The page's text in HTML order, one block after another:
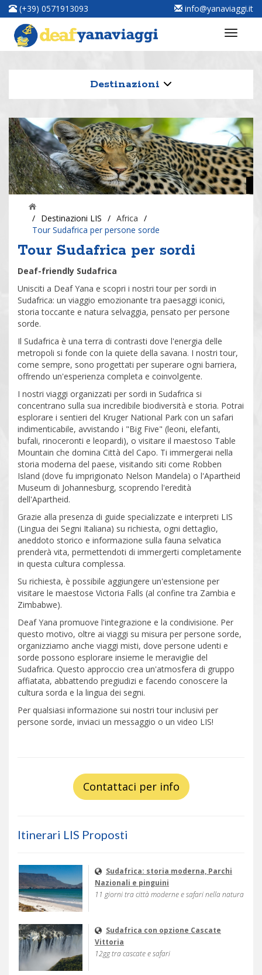
(+39) 0571913093 info@yanaviaggi.it
Destinazioni
/ Destinazioni LIS / Africa /
Tour Sudafrica per persone sorde
Tour Sudafrica per sordi
Deaf-friendly Sudafrica
Unisciti a Deaf Yana e scopri i nostri tour per sordi in
Sudafrica: un viaggio emozionante tra paesaggi iconici,
storia toccante e natura selvaggia, pensato per persone
sorde.
Il Sudafrica è una terra di contrasti dove l'energia delle
metropoli si fonde con la quiete della savana. I nostri tour,
come sempre, sono progettati per superare ogni barriera,
offrendo un'esperienza completa e coinvolgente.
I nostri viaggi organizzati per sordi in Sudafrica si
concentrano sulla sua incredibile biodiversità e storia. Potrai
esplorare i sentieri del Kruger National Park con un safari
indimenticabile, avvistando i "Big Five" (leoni, elefanti,
bufali, rinoceronti e leopardi), o visitare il maestoso Table
Mountain che domina Città del Capo. Ti immergerai nella
storia moderna del paese, visitando siti come Robben
Island (dove fu imprigionato Nelson Mandela) o l'Apartheid
Museum di Johannesburg, scoprendo l'eredità
dell'Apartheid.
Grazie alla presenza di guide specializzate e interpreti LIS
(Lingua dei Segni Italiana) su richiesta, ogni dettaglio,
aneddoto storico e informazione sulla fauna selvatica
prenderà vita, permettendoti di immergerti completamente
in questa cultura complessa.
Su richiesta, è possibile aggiungere un'estensione per
visitare le maestose Victoria Falls (al confine tra Zambia e
Zimbabwe).
Deaf Yana promuove l'integrazione e la condivisione. Per
questo motivo, oltre ai viaggi su misura per persone sorde,
organizziamo anche viaggi misti, dove persone udenti e
sorde possono esplorare insieme le meraviglie del
Sudafrica. Questo approccio crea un'atmosfera di gruppo
affiatata, abbattendo pregiudizi e facendo conoscere la
cultura sorda e la lingua dei segni.
Per qualsiasi informazione sui nostri tour inclusivi per
persone sorde, inviaci un messaggio o un video LIS!
Contattaci per info
Itinerari LIS Proposti
Sudafrica: storia moderna, Parchi
Nazionali e pinguini
11 giorni tra città moderne e safari nella natura
Sudafrica con opzione Cascate
Vittoria
12gg tra cascate e safari